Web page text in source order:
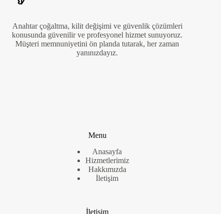
Anahtar çoğaltma, kilit değişimi ve güvenlik çözümleri
konusunda güvenilir ve profesyonel hizmet sunuyoruz.
Müşteri memnuniyetini ön planda tutarak, her zaman
yanınızdayız.
Menu
Anasayfa
Hizmetlerimiz
Hakkımızda
İletişim
İletişim